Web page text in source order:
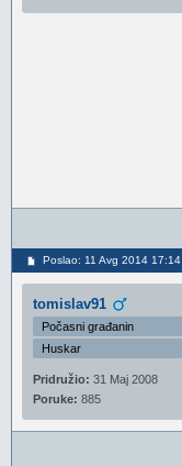
Poslao: 11 Avg 2014 17:14
tomislav91
Počasni građanin
Huskar
Pridružio: 31 Maj 2008
Poruke: 885